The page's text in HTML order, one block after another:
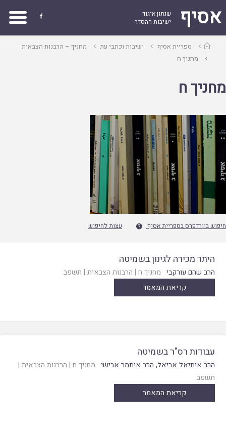
אסיף
שנתון איגוד
ישיבות ההסדר

עמוד
ראשי
ספריית אסיף ישיבות וכתבי עת
מחניך – הרבנות הצבאית
מחניך ח
מחניך ח
חיפוש בוורדפרס בספריית אסיף  עצות לחיפוש
היתר מכירה לגינון בשמיטה
הרב שהם עורקבי מחניך ח | הרבנות הצבאית | תשפב
קריאת המאמר
עבודות רס"ר בשמיטה
הרב איתיאל אריאל, הרב איתמר אבישי מחניך ח | הרבנות הצבאית |
תשפב
קריאת המאמר